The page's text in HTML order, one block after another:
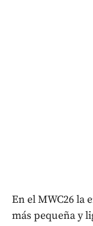
En el MWC26 la
más pequeña y